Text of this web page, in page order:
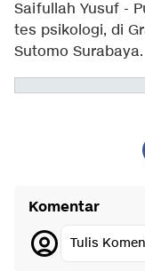
Saifullah Yusuf -
tes psikologi, di
Sutomo Surabaya.
Komentar
Tulis